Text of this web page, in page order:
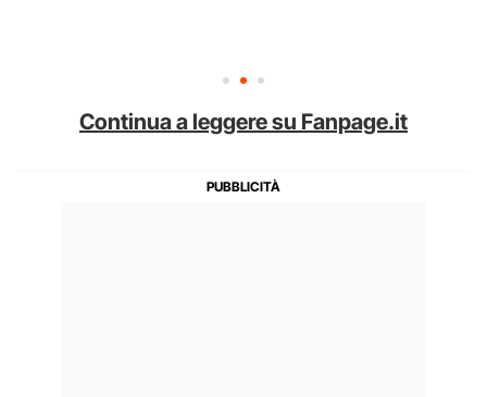
Continua a leggere su Fanpage.it